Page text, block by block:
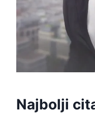
Najbolji